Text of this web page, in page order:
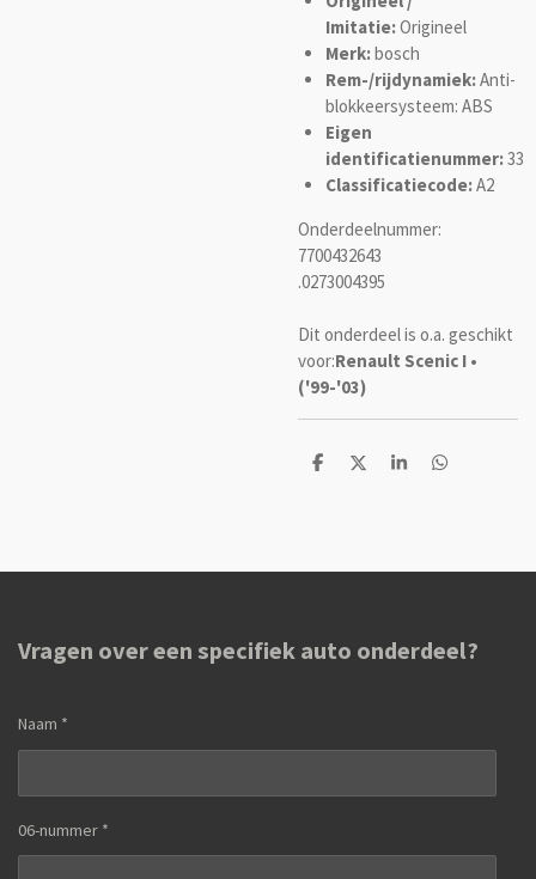
Imitatie:Origineel
Merk:bosch
Rem-/rijdynamiek:Anti-
blokkeersysteem: ABS
Eigen
identificatienummer:33
Classificatiecode:A2
Onderdeelnummer:
7700432643
.0273004395
Dit onderdeel is o.a. geschikt
voor:Renault Scenic I •
('99-'03)
D
D
S
D
Vragen over een specifiek auto onderdeel?
Naam *
06-nummer *